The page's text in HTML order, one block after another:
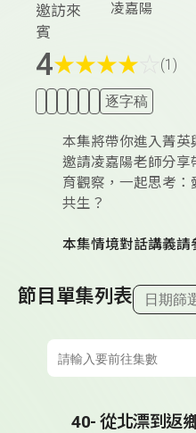
邀訪來
賓
凌嘉陽
4★★★★ (1)
逐字稿
本集將帶你進入菁英
邀請凌嘉陽老師分享
育觀察，一起思考
共生？
本集情境對話講義請
節目單集列表 日期篩
40- 從北漂到返